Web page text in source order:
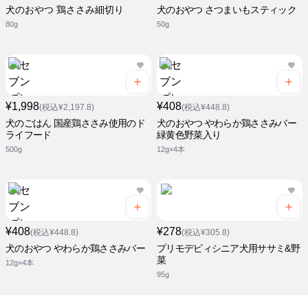
犬のおやつ 鶏ささみ細切り
80g
犬のおやつ さつまいもスティック
50g
¥1,998(税込¥2,197.8)
犬のごはん 国産鶏ささみ使用のド
ライフード
500g
¥408(税込¥448.8)
犬のおやつ やわらか鶏ささみバー
緑黄色野菜入り
12g×4本
¥408(税込¥448.8)
犬のおやつ やわらか鶏ささみバー
12g×4本
¥278(税込¥305.8)
プリモデビィシニア犬用ササミ&野
菜
95g